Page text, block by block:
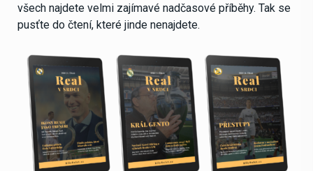
všech najdete velmi zajímavé nadčasové příběhy. Tak se
pusťte do čtení, které jinde nenajdete.